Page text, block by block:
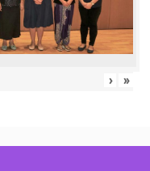
› »